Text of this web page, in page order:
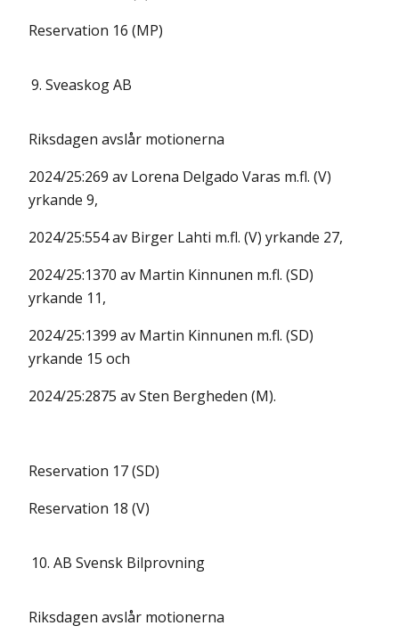
Reservation 16 (MP)
9. Sveaskog AB
Riksdagen avslår motionerna
2024/25:269 av Lorena Delgado Varas m.fl. (V)
yrkande 9,
2024/25:554 av Birger Lahti m.fl. (V) yrkande 27,
2024/25:1370 av Martin Kinnunen m.fl. (SD)
yrkande 11,
2024/25:1399 av Martin Kinnunen m.fl. (SD)
yrkande 15 och
2024/25:2875 av Sten Bergheden (M).
Reservation 17 (SD)
Reservation 18 (V)
10. AB Svensk Bilprovning
Riksdagen avslår motionerna